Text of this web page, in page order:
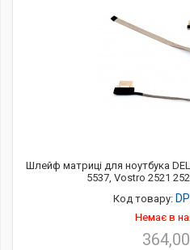
Шлейф матриці для ноутбука
5537, Vostro 2521
Код товару:
Немає в